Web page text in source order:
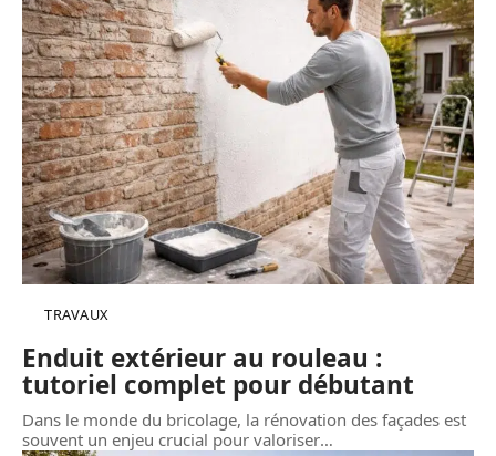
TRAVAUX
Enduit extérieur au rouleau :
tutoriel complet pour débutant
Dans le monde du bricolage, la rénovation des façades est
souvent un enjeu crucial pour valoriser…